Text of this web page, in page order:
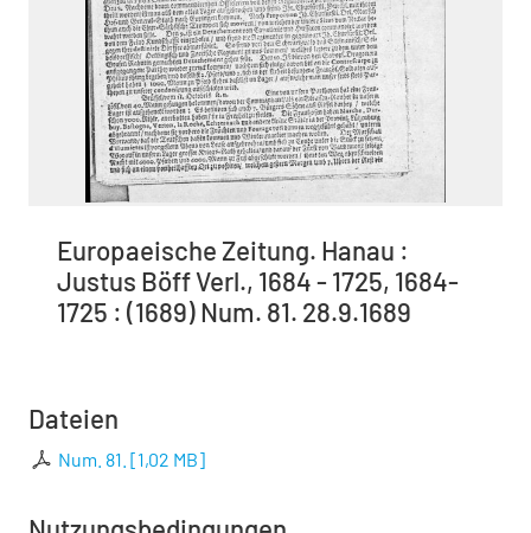
Europaeische Zeitung. Hanau :
Justus Böff Verl., 1684 - 1725, 1684-
1725 : (1689) Num. 81. 28.9.1689
Dateien
Num. 81. [1,02 MB]